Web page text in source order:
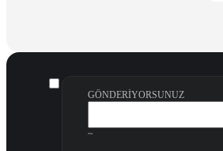
GÖNDERIYORSUNUZ
~